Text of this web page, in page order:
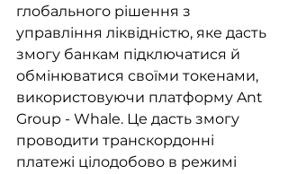
глобального рішення з
управління ліквідністю, яке дасть
змогу банкам підключатися й
обмінюватися своїми токенами,
використовуючи платформу Ant
Group - Whale. Це дасть змогу
проводити транскордонні
платежі цілодобово в режимі